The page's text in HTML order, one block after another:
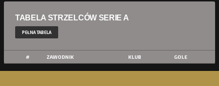
TABELA STRZELCÓW SERIE A
PEŁNA TABELA
# ZAWODNIK KLUB GOLE